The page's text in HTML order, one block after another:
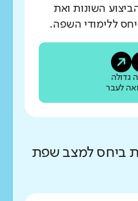
השונות ואת
ללימודי השפה.
גדולה
לעבר
ביחס למצב שפת